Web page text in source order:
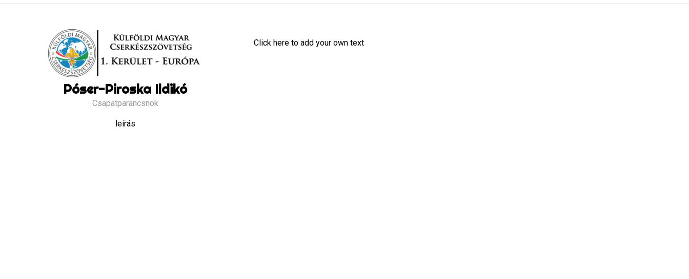
Póser-Piroska Ildikó
Csapatparancsnok
leírás
Click here to add your own text